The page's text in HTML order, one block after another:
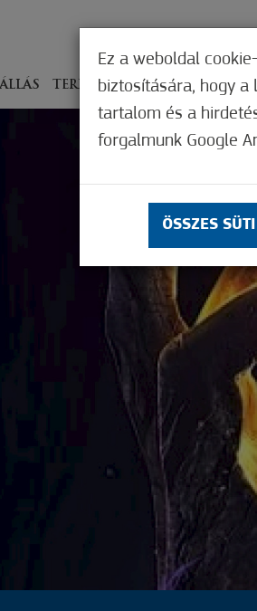
TERÍTÉKEN ÉLMÉNYSZERZÉS
Ez a weboldal
biztosítására, hogy
tartalom és a
forgalmunk Google
ÖSSZES